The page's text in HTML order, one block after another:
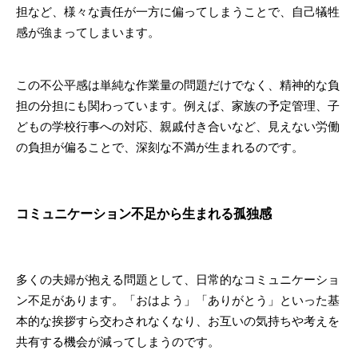
担など、様々な責任が一方に偏ってしまうことで、自己犠牲
感が強まってしまいます。
この不公平感は単純な作業量の問題だけでなく、精神的な負
担の分担にも関わっています。例えば、家族の予定管理、子
どもの学校行事への対応、親戚付き合いなど、見えない労働
の負担が偏ることで、深刻な不満が生まれるのです。
コミュニケーション不足から生まれる孤独感
多くの夫婦が抱える問題として、日常的なコミュニケーショ
ン不足があります。「おはよう」「ありがとう」といった基
本的な挨拶すら交わされなくなり、お互いの気持ちや考えを
共有する機会が減ってしまうのです。